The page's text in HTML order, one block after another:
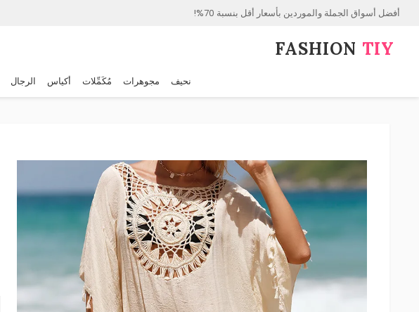
أفضل أسواق الجملة والموردين بأسعار أقل بنسبة 70%!
FASHION⁠ TIY
نحيف مجوهرات مُكَمِّلات أكياس الرجال